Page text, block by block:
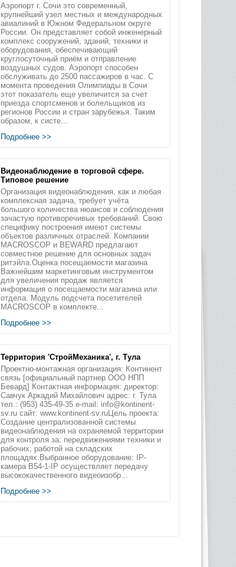
Аэропорт г. Сочи это современный,
крупнейший узел местных и международных
авиалиний в Южном Федеральном округе
России. Он представляет собой инженерный
комплекс сооружений, зданий, техники и
оборудования, обеспечивающий
круглосуточный приём и отправление
воздушных судов. Аэропорт способен
обслуживать до 2500 пассажиров в час. С
момента проведения Олимпиады в Сочи
этот показатель еще увеличится за счет
приезда спортсменов и болельщиков из
регионов России и стран зарубежья. Таким
образом, к систе...
Подробнее >>
Видеонаблюдение в торговой сфере.
Типовое решение
Организация видеонаблюдения, как и любая
комплексная задача, требует учёта
большого количества нюансов и соблюдения
зачастую противоречивых требований. Свою
специфику построения имеют системы
объектов различных отраслей. Компании
MACROSCOP и BEWARD предлагают
совместное решение для основных задач
ритэйла.Оценка посещаемости магазина
Важнейшим маркетинговым инструментом
для увеличения продаж является
информация о посещаемости магазина или
отдела. Модуль подсчета посетителей
MACROSCOP в комплекте...
Подробнее >>
Территория 'СтройМеханика', г. Тула
Проектно-монтажная организация: Континент
связь [официальный партнер ООО НПП
Бевард] Контактная информация: директор:
Савчук Аркадий Михайлович адрес: г. Тула
тел.: (953) 435-49-35 e-mail: info@kontinent-
sv.ru сайт: www.kontinent-sv.ruЦель проекта:
Создание централизованной системы
видеонаблюдения на охраняемой территории
для контроля за: передвижениями техники и
рабочих; работой на складских
площадях.Выбранное оборудование: IP-
камера B54-1-IP осуществляет передачу
высококачественного видеоизобр...
Подробнее >>